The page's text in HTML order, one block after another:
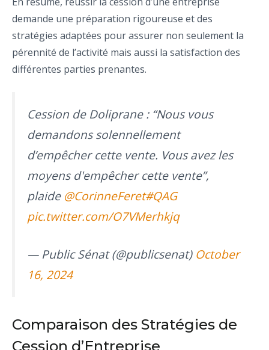
demande une préparation rigoureuse et des
stratégies adaptées pour assurer non seulement la
pérennité de l’activité mais aussi la satisfaction des
différentes parties prenantes.
Cession de Doliprane : “Nous vous
demandons solennellement
d’empêcher cette vente. Vous avez les
moyens d'empêcher cette vente”,
plaide @CorinneFeret#QAG
pic.twitter.com/O7VMerhkjq
— Public Sénat (@publicsenat) October
16, 2024
Comparaison des Stratégies de
Cession d’Entreprise